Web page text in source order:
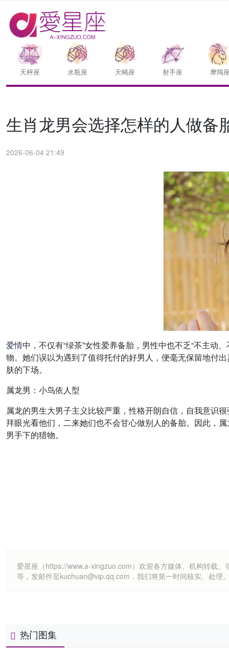
天枰座 水瓶座 天蝎座 射手座 摩羯
生肖龙男会选择怎样的人做备
2026-06-04 21:49
爱情中，不仅有“绿茶”女性爱养备胎，男性中也不乏“不主动
物。她们误以为遇到了值得托付的好男人，便毫无保留地付
肤的下场。
属龙男：小鸟依人型
属龙的男生大男子主义比较严重，性格开朗自信，自我意识
拜眼光看他们，二来她们也不会甘心做别人的备胎。因此，
男手下的猎物。
爱星座（https://www.a-xingzuo.com）欢迎各方媒体、机构转载
等，发邮件至kuchuan@vip.qq.com，我们将第一时间核实、处理
热门图集